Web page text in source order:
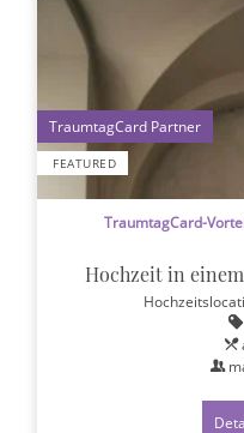
FEATURED
TraumtagCard-
Hochzeit in